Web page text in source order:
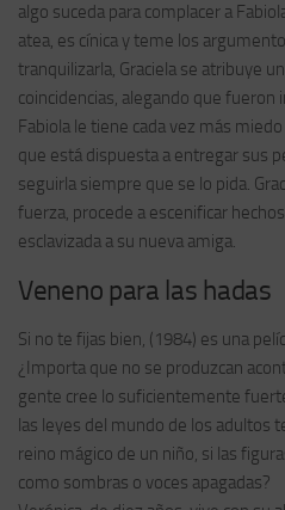
algo suceda para complacer a
atea, es cínica y teme los
tranquilizarla, Graciela se atribuye
coincidencias, alegando que fueron
Fabiola le tiene cada vez más
que está dispuesta a entregar sus
seguirla siempre que se lo pida.
fuerza, procede a escenificar
esclavizada a su nueva amiga.
Veneno para las hadas
Si no te fijas bien, (1984) es una
¿Importa que no se produzcan
gente cree lo suficientemente
las leyes del mundo de los adultos
reino mágico de un niño, si las
como sombras o voces apagadas?